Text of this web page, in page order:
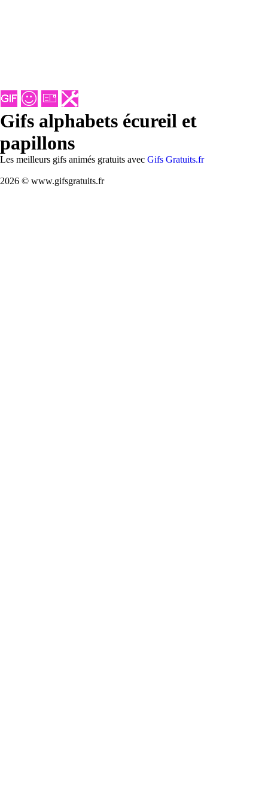
Gifs alphabets écureil et
papillons
Les meilleurs gifs animés gratuits avec Gifs Gratuits.fr
2026 © www.gifsgratuits.fr